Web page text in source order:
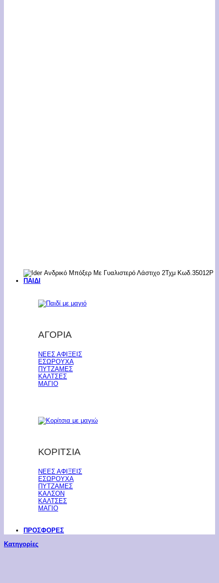
ΠΑΙΔΙ
ΑΓΟΡΙΑ
ΝΕΕΣ ΑΦΙΞΕΙΣ
ΕΣΩΡΟΥΧΑ
ΠΥΤΖΑΜΕΣ
ΚΑΛΤΣΕΣ
ΜΑΓΙΟ
ΚΟΡΙΤΣΙΑ
ΝΕΕΣ ΑΦΙΞΕΙΣ
ΕΣΩΡΟΥΧΑ
ΠΥΤΖΑΜΕΣ
ΚΑΛΣΟΝ
ΚΑΛΤΣΕΣ
ΜΑΓΙΟ
ΠΡΟΣΦΟΡΕΣ
Κατηγορίες